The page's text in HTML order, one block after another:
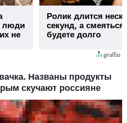
люди
не
Ролик длится
секунд, а
будете долго
Названы продукты
скучают россияне